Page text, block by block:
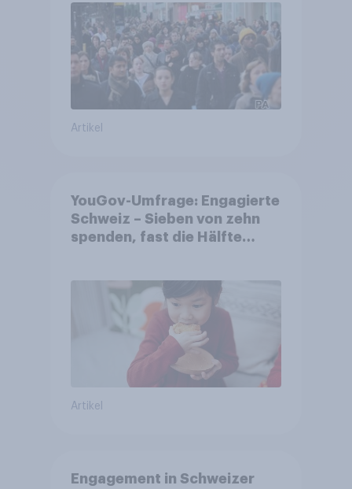
Artikel
YouGov-Umfrage: Engagierte
Schweiz – Sieben von zehn
spenden, fast die Hälfte
Artikel
Engagement in Schweizer